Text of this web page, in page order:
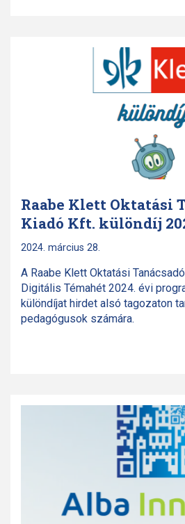
Raabe Klett Oktatási
Kiadó Kft. különdíj
2024. március 28.
A Raabe Klett Oktatási
Digitális Témahét 2024. évi
különdíjat hirdet alsó tagozaton
pedagógusok számára.